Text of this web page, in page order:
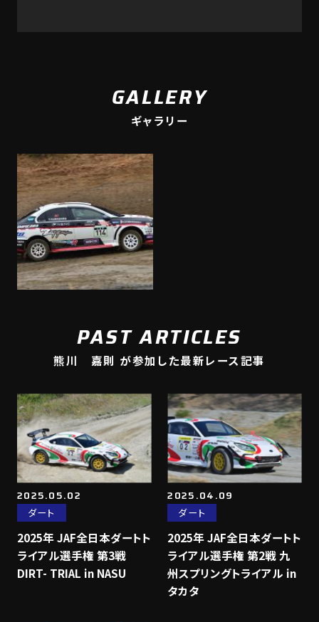
GALLERY
ギャラリー
PAST ARTICLES
熊川 嘉則 が参加した最新レース記事
2025.05.02
ダート
2025年 JAF全日本ダートト
ライアル選手権 第3戦
DIRT- TRIAL in NASU
2025.04.09
ダート
2025年 JAF全日本ダートト
ライアル選手権 第2戦 九
州スプリングトライアル in
タカタ